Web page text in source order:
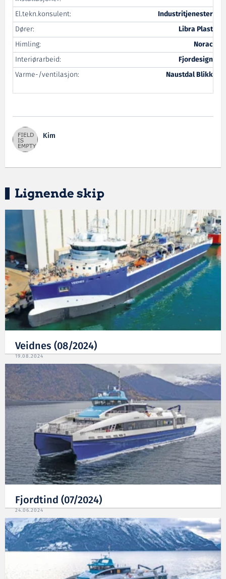
El.tekn.konsulent:
Industritjenester
Dører:
Libra Plast
Himling:
Norac
Interiørarbeid:
Fjordesign
Varme-/ventilasjon:
Naustdal Blikk
Kim
Lignende skip
Veidnes (08/2024)
19.08.2024
Fjordtind (07/2024)
24.06.2024